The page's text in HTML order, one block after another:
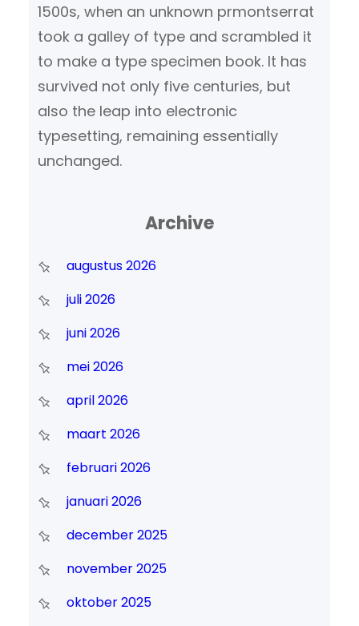
1500s, when an unknown prmontserrat
took a galley of type and scrambled it
to make a type specimen book. It has
survived not only five centuries, but
also the leap into electronic
typesetting, remaining essentially
unchanged.
Archive
augustus 2026
juli 2026
juni 2026
mei 2026
april 2026
maart 2026
februari 2026
januari 2026
december 2025
november 2025
oktober 2025